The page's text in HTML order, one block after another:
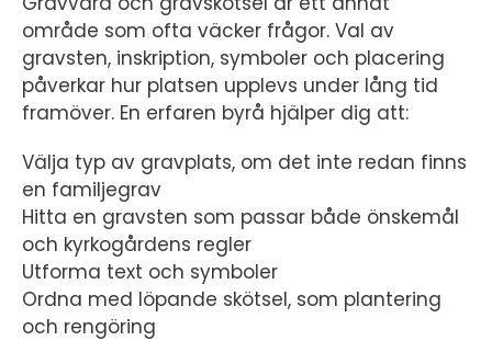
område som ofta väcker frågor. Val av
gravsten, inskription, symboler och placering
påverkar hur platsen upplevs under lång tid
framöver. En erfaren byrå hjälper dig att:
Välja typ av gravplats, om det inte redan finns
en familjegrav
Hitta en gravsten som passar både önskemål
och kyrkogårdens regler
Utforma text och symboler
Ordna med löpande skötsel, som plantering
och rengöring